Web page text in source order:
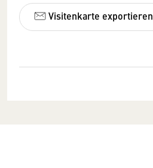
Visitenkarte exportieren